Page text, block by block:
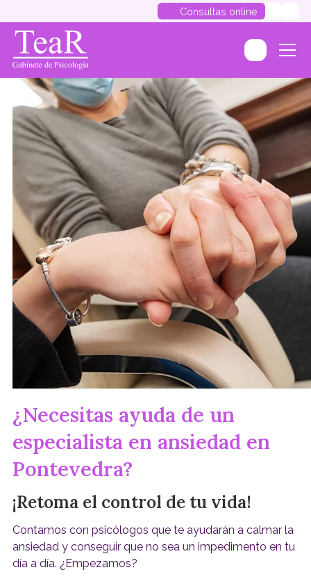
Consultas online
Pontevedra
Vigo
Ourense
¿Necesitas ayuda de un
especialista en ansiedad en
Pontevedra?
¡Retoma el control de tu vida!
Contamos con psicólogos que te ayudarán a calmar la
ansiedad y conseguir que no sea un impedimento en tu
día a día. ¿Empezamos?